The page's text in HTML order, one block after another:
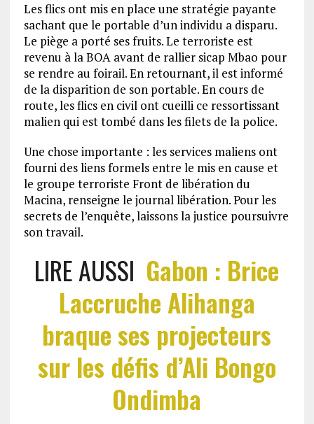
Les flics ont mis en place une stratégie payante
sachant que le portable d’un individu a disparu.
Le piège a porté ses fruits. Le terroriste est
revenu à la BOA avant de rallier sicap Mbao pour
se rendre au foirail. En retournant, il est informé
de la disparition de son portable. En cours de
route, les flics en civil ont cueilli ce ressortissant
malien qui est tombé dans les filets de la police.
Une chose importante : les services maliens ont
fourni des liens formels entre le mis en cause et
le groupe terroriste Front de libération du
Macina, renseigne le journal libération. Pour les
secrets de l’enquête, laissons la justice poursuivre
son travail.
LIRE AUSSI Gabon : Brice
Laccruche Alihanga
braque ses projecteurs
sur les défis d’Ali Bongo
Ondimba